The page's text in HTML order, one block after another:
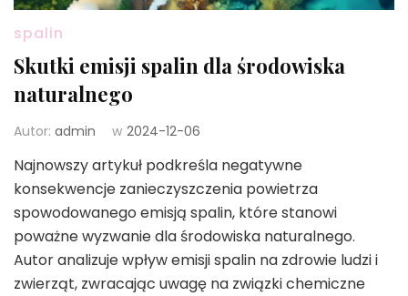
spalin
Skutki emisji spalin dla środowiska
naturalnego
Autor: admin w 2024-12-06
Najnowszy artykuł podkreśla negatywne
konsekwencje zanieczyszczenia powietrza
spowodowanego emisją spalin, które stanowi
poważne wyzwanie dla środowiska naturalnego.
Autor analizuje wpływ emisji spalin na zdrowie ludzi i
zwierząt, zwracając uwagę na związki chemiczne